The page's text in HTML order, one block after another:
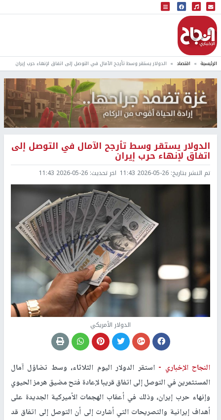
البث المباشر
إذاعة النجاح
الرئيسية اقتصاد الدولار يستقر وسط تأرجح الآمال في التوصل إلى اتفاق لإنهاء حرب إيران
الدولار يستقر وسط تأرجح الآمال في التوصل إلى
اتفاق لإنهاء حرب إيران
تم النشر بتاريخ: 2026-05-26 11:43 اخر تحديث: 2026-05-26 11:43
الدولار الأمريكي
النجاح الإخباري -استقر الدولار اليوم الثلاثاء، وسط تضاؤل آمال
المستثمرين في التوصل إلى اتفاق قريبا لإعادة فتح مضيق هرمز الحيوي
وإنهاء حرب إيران، وذلك في أعقاب الهجمات الأميركية الجديدة على
أهداف إيرانية والتصريحات التي أشارت إلى أن التوصل إلى اتفاق قد